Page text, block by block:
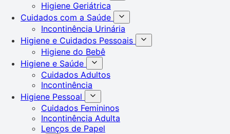
Higiene Geriátrica
Cuidados com a Saúde
Incontinência Urinária
Higiene e Cuidados Pessoais
Higiene do Bebê
Higiene e Saúde
Cuidados Adultos
Incontinência
Higiene Pessoal
Cuidados Femininos
Incontinência Adulta
Lenços de Papel